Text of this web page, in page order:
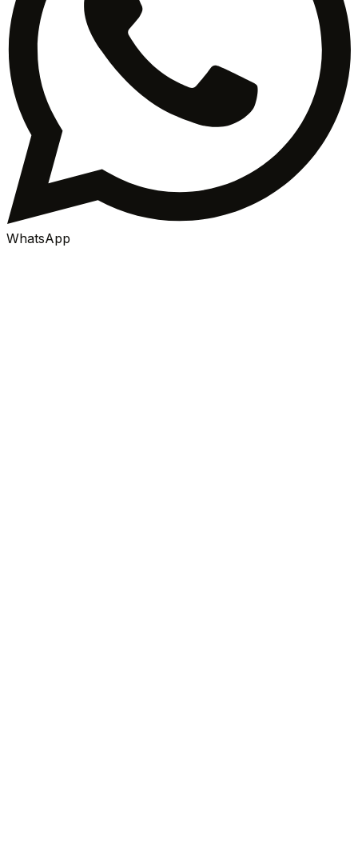
WhatsApp